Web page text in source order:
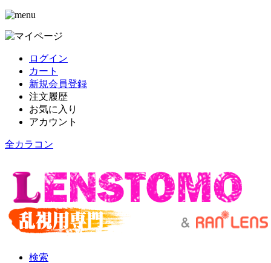
ログイン
カート
新規会員登録
注文履歴
お気に入り
アカウント
全カラコン
検索